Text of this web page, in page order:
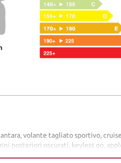
volante tagliato sportivo,
oscurati, keyless go,